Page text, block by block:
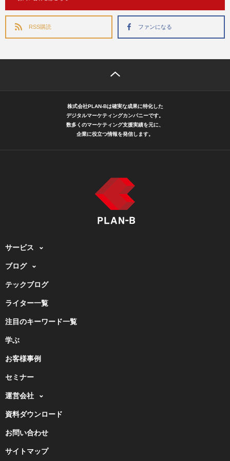
RSS購読 ファンになる
株式会社PLAN-Bは確実な成果に特化した
デジタルマーケティングカンパニーです。
数多くのマーケティング支援実績を元に、
企業に役立つ情報を発信します。
サービス
ブログ
テックブログ
ライター一覧
注目のキーワード一覧
学ぶ
お客様事例
セミナー
運営会社
資料ダウンロード
お問い合わせ
サイトマップ